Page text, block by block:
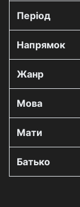
Період
Напрямок
Жанр
Мова
Мати
Батько